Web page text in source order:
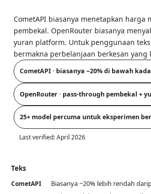
CometAPI biasanya menetapkan
pembekal. OpenRouter biasanya
yuran platform. Untuk penggunaan
bermakna perbelanjaan berkesan
CometAPI · biasanya ~20% di bawah
OpenRouter · pass-through pembekal +
25+ model percuma untuk eksperimen
Last verified:April 2026
Teks
CometAPI Biasanya ~20% lebih rendah